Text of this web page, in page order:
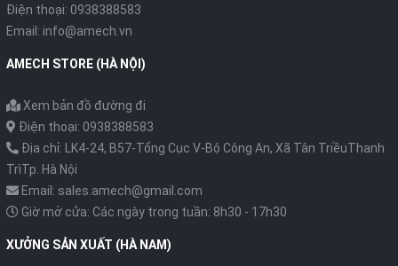
Điện thoại: 0938388583
Email: info@amech.vn
AMECH STORE (HÀ NỘI)
Xem bản đồ đường đi
Điện thoại: 0938388583
Địa chỉ: LK4-24, B57-Tổng Cục V-Bộ Công An, Xã Tân TriềuThanh
TrìTp. Hà Nội
Email: sales.amech@gmail.com
Giờ mở cửa: Các ngày trong tuần: 8h30 - 17h30
XƯỞNG SẢN XUẤT (HÀ NAM)